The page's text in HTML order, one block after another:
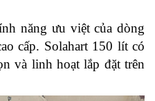
năng ưu việt của dòng
cấp. Solahart 150 lít có
và linh hoạt lắp đặt trên